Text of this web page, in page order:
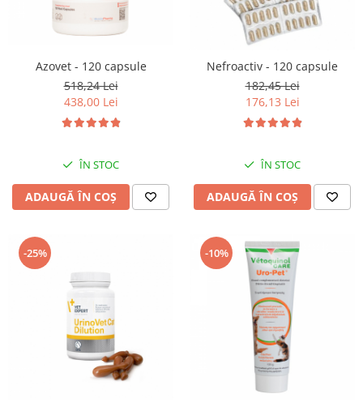
Azovet - 120 capsule
518,24 Lei
438,00 Lei
ÎN STOC
ADAUGĂ ÎN COȘ
Nefroactiv - 120 capsule
182,45 Lei
176,13 Lei
ÎN STOC
ADAUGĂ ÎN COȘ
-25% -10%